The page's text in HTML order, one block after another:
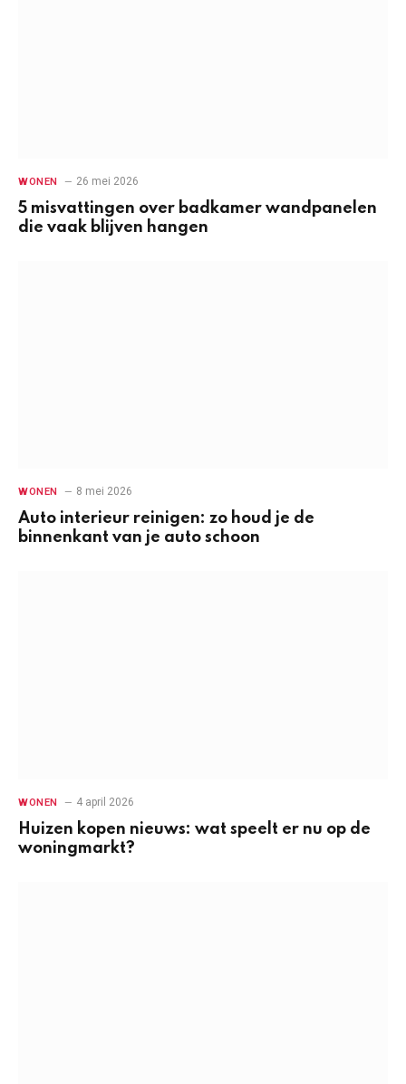
WONEN 26 mei 2026
5 misvattingen over badkamer wandpanelen
die vaak blijven hangen
WONEN 8 mei 2026
Auto interieur reinigen: zo houd je de
binnenkant van je auto schoon
WONEN 4 april 2026
Huizen kopen nieuws: wat speelt er nu op de
woningmarkt?